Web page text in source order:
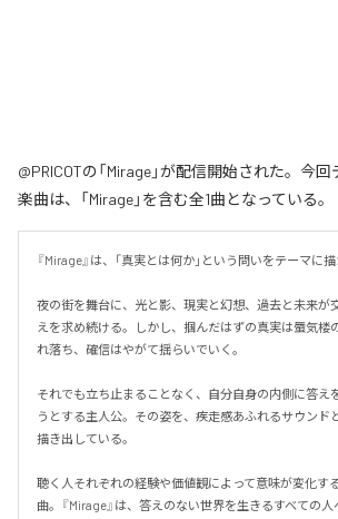
@PRICOTの「Mirage」が配信開始された。今
楽曲は、「Mirage」を含む全1曲となっている。
『Mirage』は、「真実とは何か」という問いをテーマに描
夜の街を舞台に、光と影、現実と幻想、過去と未来が
えを求め続ける。しかし、掴んだはずの真実は蜃気楼
れ落ち、確信はやがて揺らいでいく。
それでも立ち止まることなく、自分自身の内側に答え
うとする主人公。その姿を、疾走感あふれるサウンド
描き出している。
聴く人それぞれの経験や価値観によって意味が変化す
曲。『Mirage』は、答えのない世界を生きるすべての